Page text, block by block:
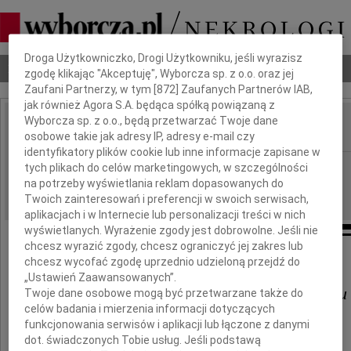
Nekrologi Odeszli Poradnik pogrzebowy
IMIĘ I NAZWISKO:
REGION: Częstochowa
DATA EMISJI: 10.01.2014
Panu
Tomaszowi Pietrzykowskiemu
wyrazy głębokiego współczucia
Dbamy o Twoją prywatność
Droga Użytkowniczko, Drogi Użytkowniku, jeśli wyrazisz
zgodę klikając "Akceptuję", Wyborcza sp. z o.o. oraz jej
Zaufani Partnerzy, w tym [872 ] Zaufanych Partnerów IAB,
jak również Agora S.A. będąca spółką powiązaną z
Wyborcza sp. z o.o., będą przetwarzać Twoje dane
osobowe takie jak adresy IP, adresy e-mail czy
identyfikatory plików cookie lub inne informacje zapisane w
tych plikach do celów marketingowych, w szczególności
na potrzeby wyświetlania reklam dopasowanych do
Twoich zainteresowań i preferencji w swoich serwisach,
aplikacjach i w Internecie lub personalizacji treści w nich
wyświetlanych. Wyrażenie zgody jest dobrowolne. Jeśli nie
chcesz wyrazić zgody, chcesz ograniczyć jej zakres lub
chcesz wycofać zgodę uprzednio udzieloną przejdź do
„Ustawień Zaawansowanych”.
Twoje dane osobowe mogą być przetwarzane także do
celów badania i mierzenia informacji dotyczących
funkcjonowania serwisów i aplikacji lub łączone z danymi
dot. świadczonych Tobie usług. Jeśli podstawą